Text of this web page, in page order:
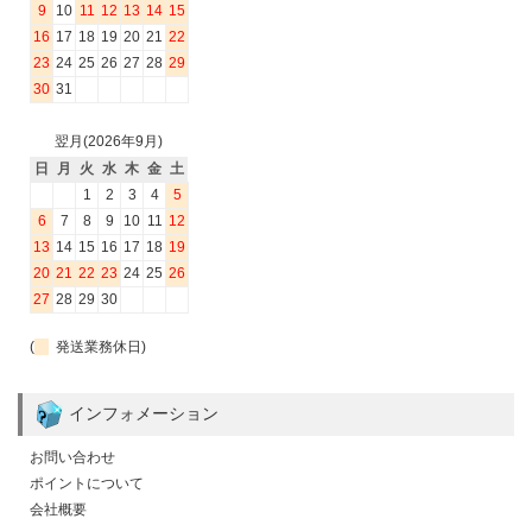
9
10 11 12 13 14 15
16 17 18 19 20 21 22
23 24 25 26 27 28 29
30 31
翌月(2026年9月)
日
月 火 水 木 金 土
1
2 3 4
5
6
7 8 9 10 11 12
13 14 15 16 17 18 19
20 21 22 23 24 25 26
27 28 29 30
( 発送業務休日)
インフォメーション
お問い合わせ
ポイントについて
会社概要